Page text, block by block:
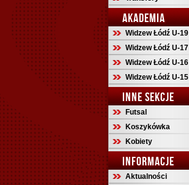
AKADEMIA
Widzew Łódź U-19
Widzew Łódź U-17
Widzew Łódź U-16
Widzew Łódź U-15
INNE SEKCJE
Futsal
Koszykówka
Kobiety
INFORMACJE
Aktualności